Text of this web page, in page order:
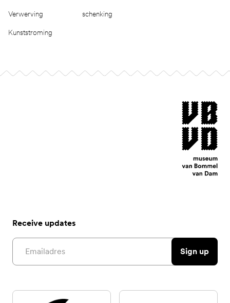
Verwerving schenking
Kunststroming
museum van
Receive updates
Email address
Sign up